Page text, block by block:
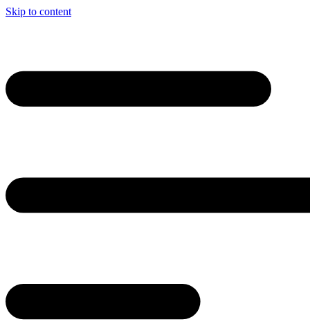
Skip to content